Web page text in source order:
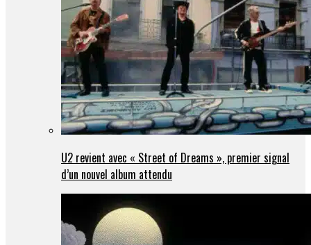
U2 revient avec « Street of Dreams », premier signal
d’un nouvel album attendu